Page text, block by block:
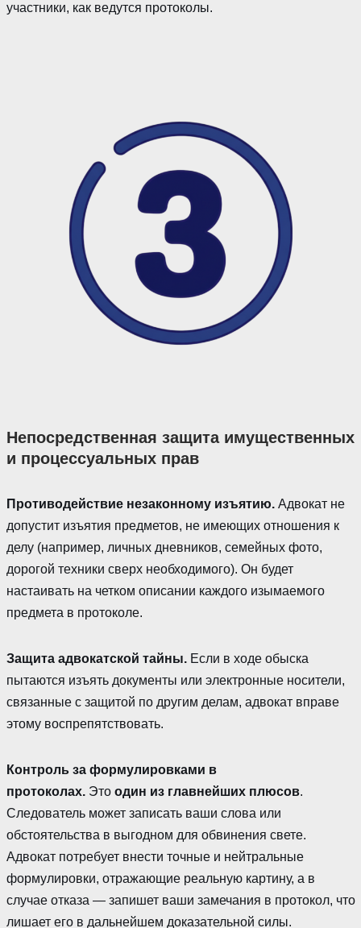
участники, как ведутся протоколы.
Непосредственная защита имущественных
и процессуальных прав
Противодействие незаконному изъятию.Адвокат не
допустит изъятия предметов, не имеющих отношения к
делу (например, личных дневников, семейных фото,
дорогой техники сверх необходимого). Он будет
настаивать на четком описании каждого изымаемого
предмета в протоколе.
Защита адвокатской тайны.Если в ходе обыска
пытаются изъять документы или электронные носители,
связанные с защитой по другим делам, адвокат вправе
этому воспрепятствовать.
Контроль за формулировками в
протоколах.Это один из главнейших плюсов.
Следователь может записать ваши слова или
обстоятельства в выгодном для обвинения свете.
Адвокат потребует внести точные и нейтральные
формулировки, отражающие реальную картину, а в
случае отказа — запишет ваши замечания в протокол, что
лишает его в дальнейшем доказательной силы.